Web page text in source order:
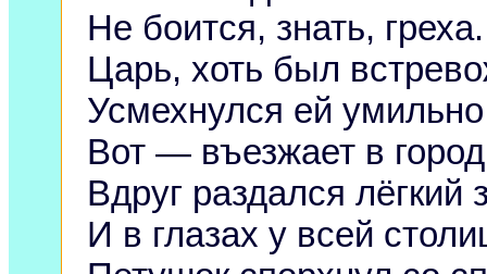
Не боится, знать, греха.
Царь, хоть был
Усмехнулся ей
Вот — въезжает в
Вдруг раздался лёгкий
И в глазах у всей